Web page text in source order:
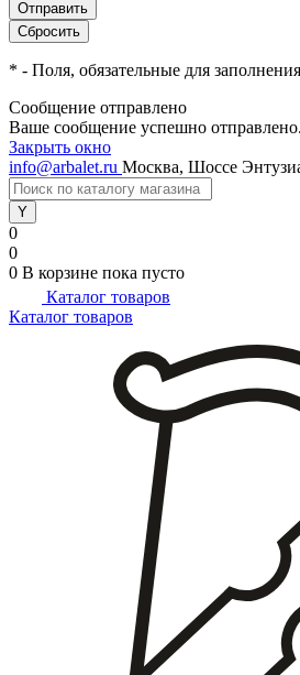
* - Поля, обязательные для заполнения
Сообщение отправлено
Ваше сообщение успешно
Закрыть окно
info@arbalet.ru Москва, Шоссе
0
0
0 В корзине пока пусто
Каталог товаров
Каталог товаров